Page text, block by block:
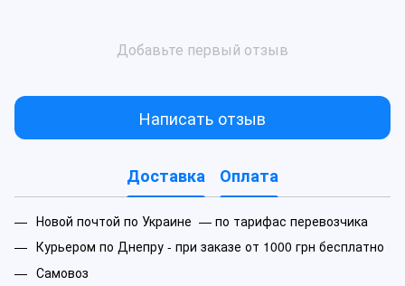
Добавьте первый отзыв
Написать отзыв
Доставка Оплата
Новой почтой по Украине — по тарифас перевозчика
Курьером по Днепру - при заказе от 1000 грн бесплатно
Самовоз